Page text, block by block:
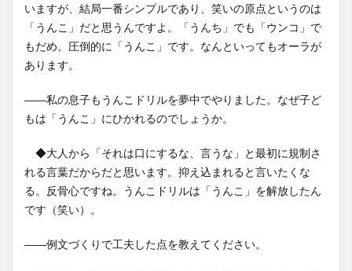
いますが、結局一番シンプルであり、笑いの原点というのは
「うんこ」だと思うんですよ。「うんち」でも「ウンコ」で
もだめ。圧倒的に「うんこ」です。なんといってもオーラが
あります。
――私の息子もうんこドリルを夢中でやりました。なぜ子ど
もは「うんこ」にひかれるのでしょうか。
◆大人から「それは口にするな、言うな」と最初に規制さ
れる言葉だからだと思います。抑え込まれると言いたくな
る。反骨心ですね。うんこドリルは「うんこ」を解放したん
です（笑い）。
――例文づくりで工夫した点を教えてください。